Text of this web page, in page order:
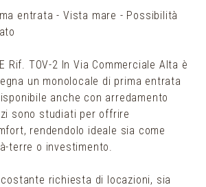
entrata - Vista mare - Possibilità
Rif. TOV-2 In Via Commerciale Alta è
un monolocale di prima entrata
anche con arredamento
sono studiati per offrire
rendendolo ideale sia come
terre o investimento.
richiesta di locazioni, sia